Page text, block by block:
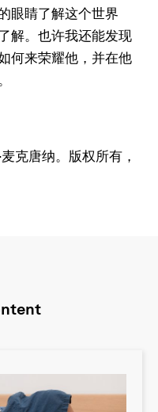
眼睛了解这个世界
解。也许我还能发现
何来荣耀他，并在他
克唐纳。版权所有，